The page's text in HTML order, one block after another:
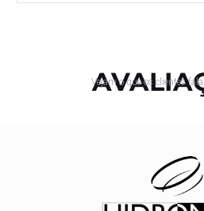
Vejam o que os clientes